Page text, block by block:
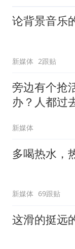
论背景音乐
新媒体 2跟贴
旁边有个抢
办？人都过
新媒体
多喝热水，
新媒体 69跟贴
这滑的挺远